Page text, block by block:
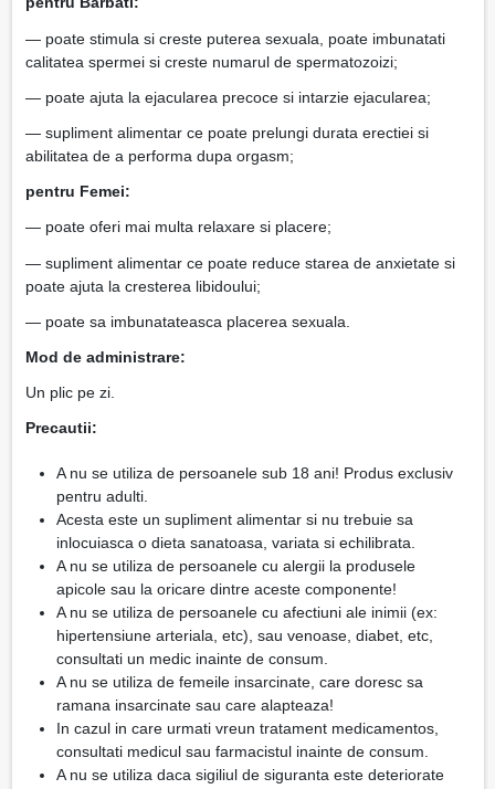
— poate stimula si creste puterea sexuala, poate imbunatati
calitatea spermei si creste numarul de spermatozoizi;
— poate ajuta la ejacularea precoce si intarzie ejacularea;
— supliment alimentar ce poate prelungi durata erectiei si
abilitatea de a performa dupa orgasm;
pentru Femei:
— poate oferi mai multa relaxare si placere;
— supliment alimentar ce poate reduce starea de anxietate si
poate ajuta la cresterea libidoului;
— poate sa imbunatateasca placerea sexuala.
Mod de administrare:
Un plic pe zi.
Precautii:
A nu se utiliza de persoanele sub 18 ani! Produs exclusiv
pentru adulti.
Acesta este un supliment alimentar si nu trebuie sa
inlocuiasca o dieta sanatoasa, variata si echilibrata.
A nu se utiliza de persoanele cu alergii la produsele
apicole sau la oricare dintre aceste componente!
A nu se utiliza de persoanele cu afectiuni ale inimii (ex:
hipertensiune arteriala, etc), sau venoase, diabet, etc,
consultati un medic inainte de consum.
A nu se utiliza de femeile insarcinate, care doresc sa
ramana insarcinate sau care alapteaza!
In cazul in care urmati vreun tratament medicamentos,
consultati medicul sau farmacistul inainte de consum.
A nu se utiliza daca sigiliul de siguranta este deteriorate